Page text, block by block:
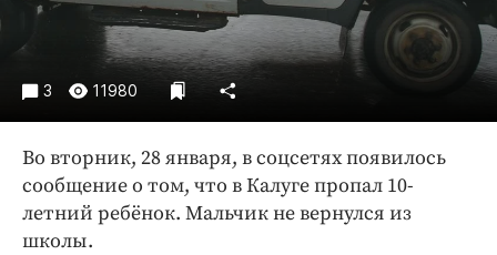
ПРОЕКТЫ
Блоги
Издания
Медиаперсона
Интересное чтиво
Клиника года
Бренд года
3 11980
Во вторник, 28 января, в соцсетях появилось
сообщение о том, что в Калуге пропал 10-
летний ребёнок. Мальчик не вернулся из
школы.